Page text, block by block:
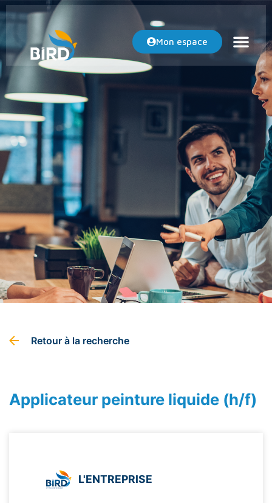
Mon espace
Retour à la recherche
Applicateur peinture liquide (h/f)
L'ENTREPRISE